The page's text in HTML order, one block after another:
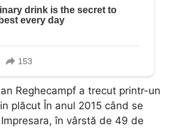
Reghecampf a trecut printr-un
plăcut În anul 2015 când se
în vârstă de 49 de